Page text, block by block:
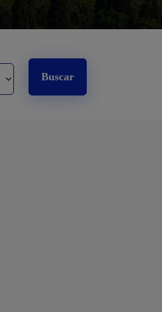
Buscar